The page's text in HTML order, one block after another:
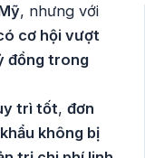
, nhưng với
cơ hội vượt
đồng trong
trì tốt,đơn
không bị